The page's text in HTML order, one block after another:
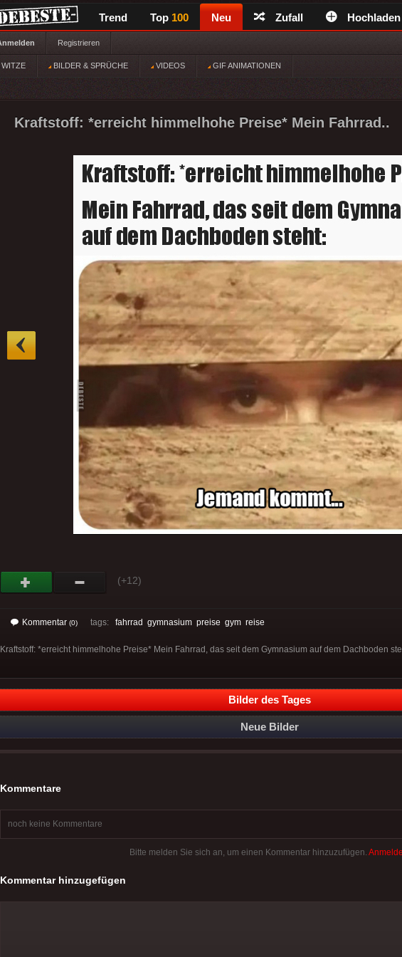
Trend Top 100 Neu Zufall Hochladen
Registrieren
WITZE BILDER & SPRÜCHE VIDEOS GIF ANIMATIONEN
Kraftstoff: *erreicht himmelhohe Preise* Mein Fahrrad..
(+12)
Kommentar (0) tags: fahrrad gymnasium preise gym reise
Kraftstoff: *erreicht himmelhohe Preise* Mein Fahrrad, das seit dem Gymnasium auf dem Dachboden
Bilder des Tages
Neue Bilder
Kommentare
noch keine Kommentare
Bitte melden Sie sich an, um einen Kommentar hinzuzufügen.
Kommentar hinzugefügen